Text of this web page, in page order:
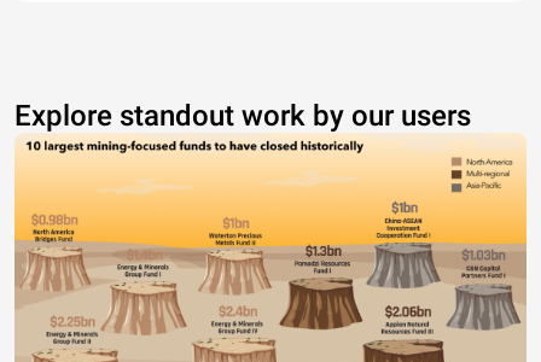
Explore standout work by our users